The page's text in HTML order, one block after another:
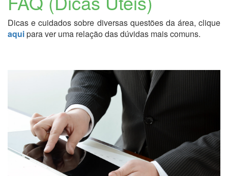
Dicas e cuidados sobre diversas questões da área, clique
aquipara ver uma relação das dúvidas mais comuns.